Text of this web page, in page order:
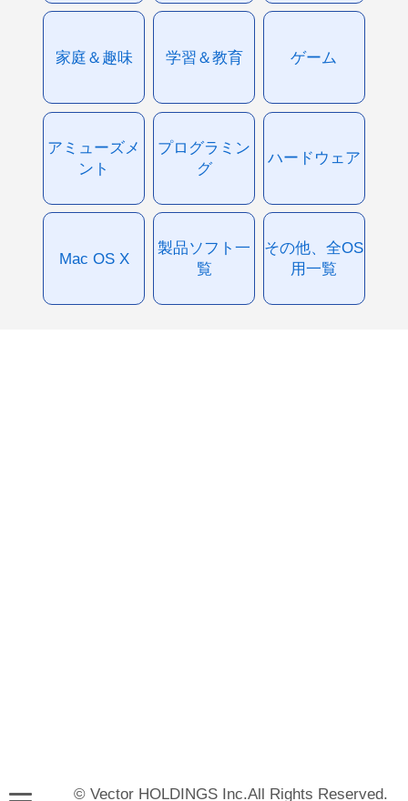
家庭＆趣味 学習＆教育 ゲーム
アミューズメ
ント
プログラミン
グ
ハードウェア
Mac OS X
製品ソフト一
覧
その他、全OS
用一覧
© Vector HOLDINGS Inc.All Rights Reserved.